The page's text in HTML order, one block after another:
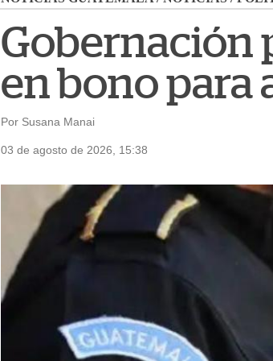
Gobernación
en bono para
Por Susana Manai
03 de agosto de 2026, 15:38